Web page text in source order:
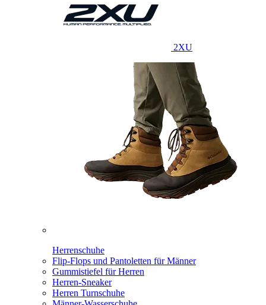
2XU
Herrenschuhe
Flip-Flops und Pantoletten für Männer
Gummistiefel für Herren
Herren-Sneaker
Herren Turnschuhe